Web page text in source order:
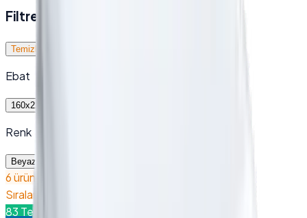
Filtreler
Temizle
Ebat
160x220 cm
Renk
Beyaz
6 ürün bulundu
Sıralama
83 Tel Nevresim - (Sade…